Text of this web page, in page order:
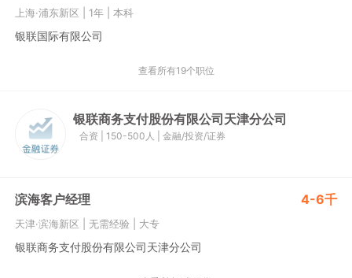
上海·浦东新区 1年 本科
银联国际有限公司
查看所有19个职位
银联商务支付股份有限公司天津分公司
合资 150-500人 金融/投资/证券
滨海客户经理 4-6千
天津·滨海新区 无需经验 大专
银联商务支付股份有限公司天津分公司